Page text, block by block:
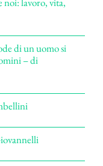
di un uomo si
– di